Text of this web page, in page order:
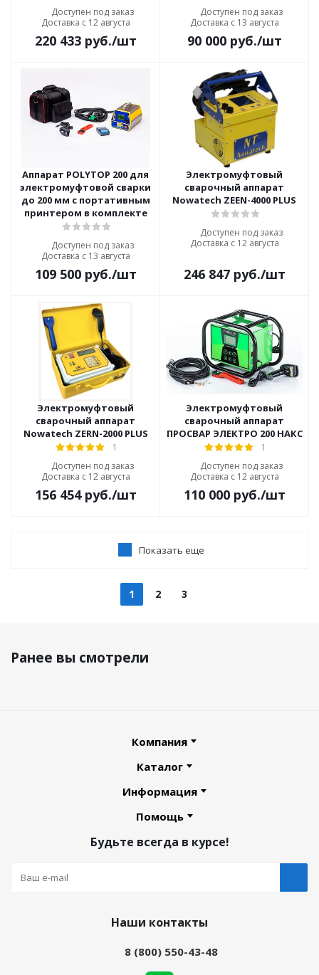
Доступен под заказ
Доставка с 12 августа
220 433руб./шт
Доступен под заказ
Доставка с 13 августа
90 000руб./шт
Аппарат POLYTOP 200 для
электромуфтовой сварки
до 200 мм c портативным
принтером в комплекте
Доступен под заказ
Доставка с 13 августа
109 500руб./шт
Электромуфтовый
сварочный аппарат
Nowatech ZEEN-4000 PLUS
Доступен под заказ
Доставка с 12 августа
246 847руб./шт
Электромуфтовый
сварочный аппарат
Nowatech ZERN-2000 PLUS
1
Доступен под заказ
Доставка с 12 августа
156 454руб./шт
Электромуфтовый
сварочный аппарат
ПРОСВАР ЭЛЕКТРО 200 НАКС
1
Доступен под заказ
Доставка с 12 августа
110 000руб./шт
Показать еще
1 2 3
Ранее вы смотрели
Компания
Каталог
Информация
Помощь
Будьте всегда в курсе!
Наши контакты
8 (800) 550-43-48